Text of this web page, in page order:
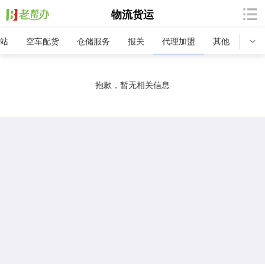
物流货运
空车配货 仓储服务 报关 代理加盟 其他
抱歉，暂无相关信息